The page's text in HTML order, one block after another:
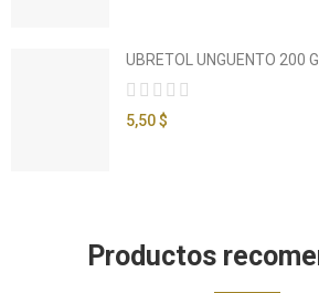
UBRETOL UNGUENTO 200 G
5,50 $
Productos